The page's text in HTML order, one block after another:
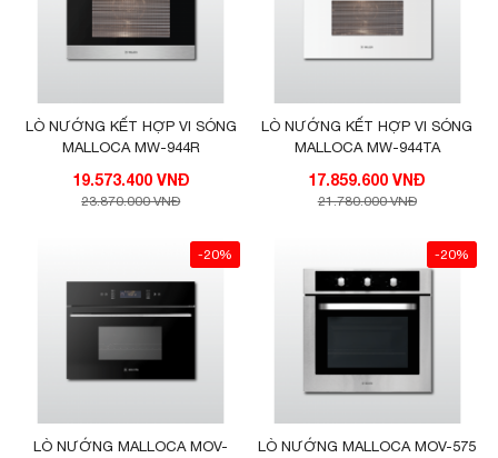
LÒ NƯỚNG KẾT HỢP VI SÓNG
MALLOCA MW-944R
19.573.400 VNĐ
23.870.000 VNĐ
LÒ NƯỚNG KẾT HỢP VI SÓNG
MALLOCA MW-944TA
17.859.600 VNĐ
21.780.000 VNĐ
-20%
LÒ NƯỚNG MALLOCA MOV-
-20%
LÒ NƯỚNG MALLOCA MOV-575